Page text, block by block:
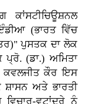
ਕਾਂਸਟੀਚਿਊਸ਼ਨਲ
(ਭਾਰਤ ਵਿੱਚ
ਪੁਸਤਕ ਦਾ ਲੋਕ
(ਡਾ.) ਅਮਿਤਾ
ਕਵਲਜੀਤ ਕੌਰ ਇਸ
ਅਤੇ ਭਾਰਤੀ
ਵਟਾਂਦਰੇ ਨੂੰ